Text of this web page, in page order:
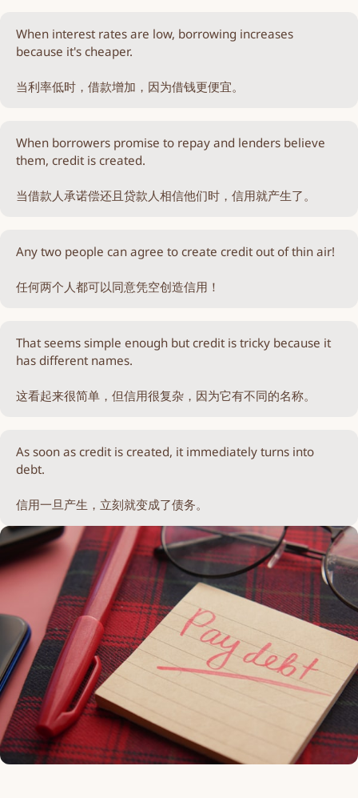
When interest rates are low, borrowing increases
because it's cheaper.
当利率低时，借款增加，因为借钱更便宜。
When borrowers promise to repay and lenders believe
them, credit is created.
当借款人承诺偿还且贷款人相信他们时，信用就产生了。
Any two people can agree to create credit out of thin air!
任何两个人都可以同意凭空创造信用！
That seems simple enough but credit is tricky because it
has different names.
这看起来很简单，但信用很复杂，因为它有不同的名称。
As soon as credit is created, it immediately turns into
debt.
信用一旦产生，立刻就变成了债务。